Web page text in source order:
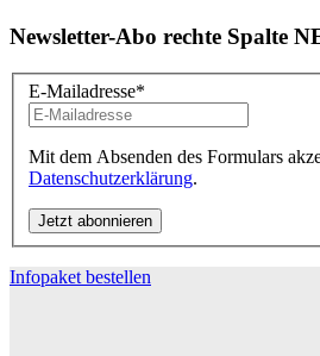
Newsletter-Abo rechte Spalte
E-Mailadresse*
Mit dem Absenden des Formulars
Datenschutzerklärung.
Infopaket bestellen